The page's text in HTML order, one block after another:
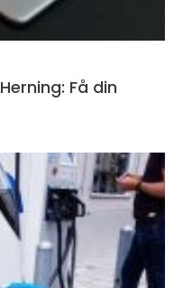
Få din